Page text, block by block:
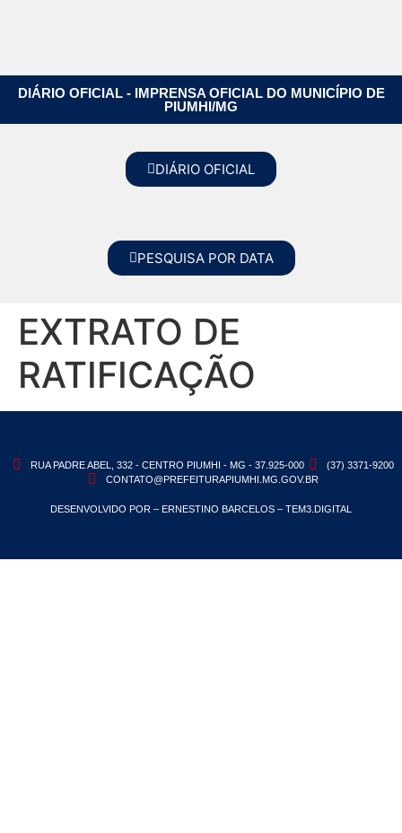
DIÁRIO OFICIAL - IMPRENSA OFICIAL DO MUNICÍPIO DE
PIUMHI/MG
DIÁRIO OFICIAL
PESQUISA POR DATA
EXTRATO DE
RATIFICAÇÃO
RUA PADRE ABEL, 332 - CENTRO PIUMHI - MG - 37.925-000
(37) 3371-9200
CONTATO@PREFEITURAPIUMHI.MG.GOV.BR
DESENVOLVIDO POR – ERNESTINO BARCELOS – TEM3.DIGITAL